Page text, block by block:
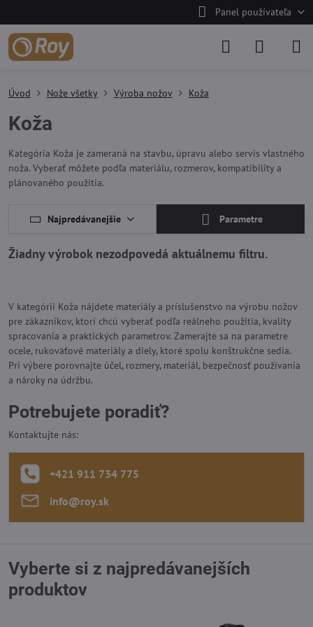
Panel používateľa
Úvod Nože všetky Výroba nožov Koža
Koža
Kategória Koža je zameraná na stavbu, úpravu alebo servis vlastného
noža. Vyberať môžete podľa materiálu, rozmerov, kompatibility a
plánovaného použitia.
Najpredávanejšie Parametre
V kategórii Koža nájdete materiály a príslušenstvo na výrobu nožov
pre zákazníkov, ktorí chcú vyberať podľa reálneho použitia, kvality
spracovania a praktických parametrov. Zamerajte sa na parametre
ocele, rukoväťové materiály a diely, ktoré spolu konštrukčne sedia.
Pri výbere porovnajte účel, rozmery, materiál, bezpečnosť používania
a nároky na údržbu.
Potrebujete poradiť?
Kontaktujte nás:
+421 911 734 775
info​@roy​.sk
Vyberte si z najpredávanejších
produktov